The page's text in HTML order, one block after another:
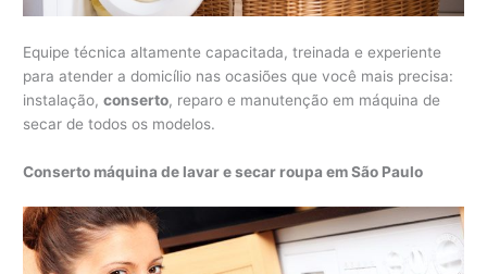
Equipe técnica altamente capacitada, treinada e experiente
para atender a domicílio nas ocasiões que você mais precisa:
instalação,conserto, reparo e manutenção em máquina de
secar de todos os modelos.
Conserto máquina de lavar e secar roupa em São Paulo